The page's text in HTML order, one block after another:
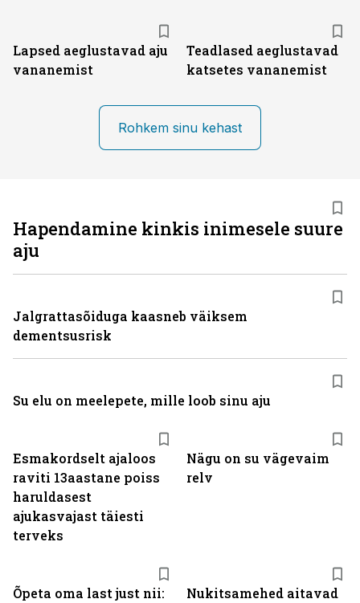
Lapsed aeglustavad aju
vananemist
Teadlased aeglustavad
katsetes vananemist
Rohkem sinu kehast
Esmakordselt ajaloos
raviti 13aastane poiss
haruldasest
ajukasvajast täiesti
terveks
Nägu on su vägevaim
relv
Õpeta oma last just nii:
Nukitsamehed aitavad
Hapendamine kinkis inimesele suure
aju
Jalgrattasõiduga kaasneb väiksem
dementsusrisk
Su elu on meelepete, mille loob sinu aju